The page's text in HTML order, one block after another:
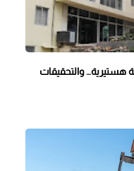
هستيرية… والتحقيقات